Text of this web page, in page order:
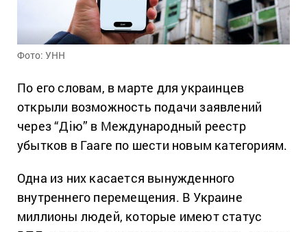
Фото: УНН
По его словам, в марте для украинцев
открыли возможность подачи заявлений
через “Дію” в Международный реестр
убытков в Гааге по шести новым категориям.
Одна из них касается вынужденного
внутреннего перемещения. В Украине
миллионы людей, которые имеют статус